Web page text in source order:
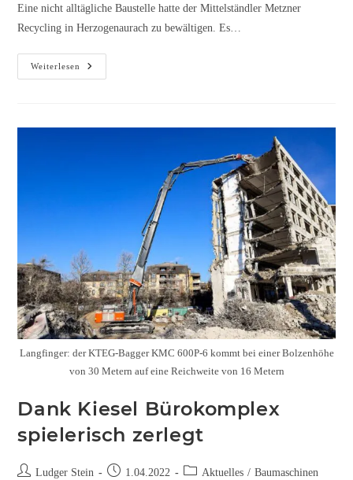
Eine nicht alltägliche Baustelle hatte der Mittelständler Metzner
Recycling in Herzogenaurach zu bewältigen. Es…
Weiterlesen
Langfinger: der KTEG-Bagger KMC 600P-6 kommt bei einer Bolzenhöhe
von 30 Metern auf eine Reichweite von 16 Metern
Dank Kiesel Bürokomplex
spielerisch zerlegt
Ludger Stein 1.04.2022 Aktuelles / Baumaschinen